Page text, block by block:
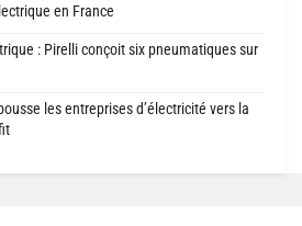
en France
: Pirelli conçoit six pneumatiques sur
les entreprises d’électricité vers la